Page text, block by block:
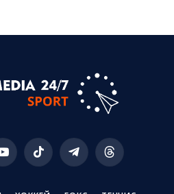
YouTubeTikTok TelegramThreads